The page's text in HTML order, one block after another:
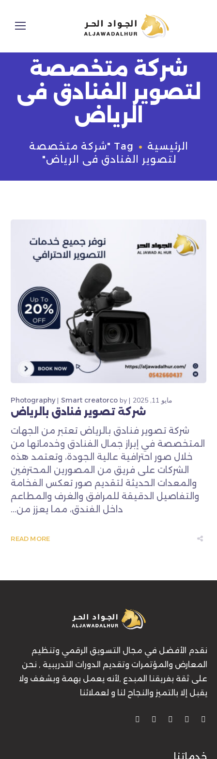
شركة متخصصة
لتصوير الفنادق فى
الرياض
الرئيسية
Tag "شركة متخصصة
لتصوير الفنادق فى الرياض"
مايو 11, 2025 by
Smart creatorco
Photography
شركة تصوير فنادق بالرياض
شركة تصوير فنادق بالرياض تعتبر من الجهات
المتخصصة في إبراز جمال الفنادق وخدماتها من
خلال صور احترافية عالية الجودة، وتعتمد هذه
الشركات على فريق من المصورين المحترفين
والمعدات الحديثة لتقديم صور تعكس الفخامة
والتفاصيل الدقيقة للمرافق والغرف والمطاعم
داخل الفندق، مما يعزز من...
READ MORE
نقدم الأفضل في مجال التسويق الرقمي وتنظيم
المعارض والمؤتمرات وتقديم الدورات التدريبية , نحن
على ثقة بفريقنا المبدع ,لأنه يعمل بهمة وبشغف ولا
يقبل إلا بالتميز والنجاح لنا و لعملائنا
خدماتنا